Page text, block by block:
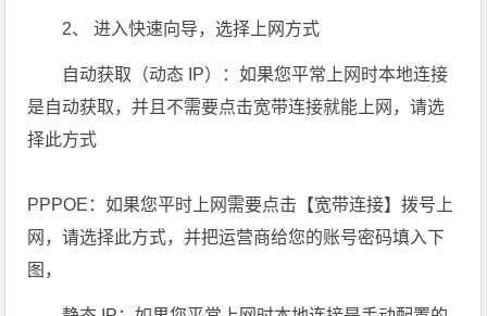
2、 进入快速向导，选择上网方式
自动获取（动态 IP）：如果您平常上网时本地连接
是自动获取，并且不需要点击宽带连接就能上网，请选
择此方式
PPPOE：如果您平时上网需要点击【宽带连接】拨号上
网，请选择此方式，并把运营商给您的账号密码填入下
图，